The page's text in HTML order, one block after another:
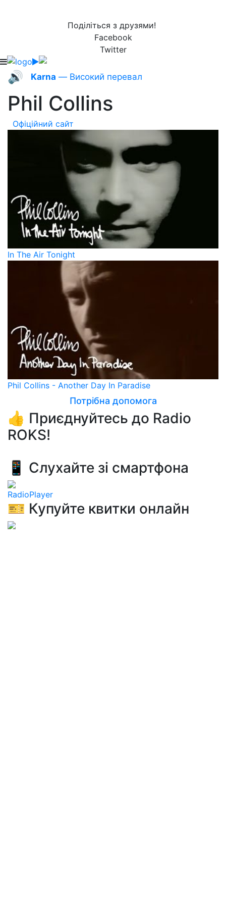
Поділіться з друзями!
Facebook
Twitter
🔊 Karna — Високий перевал
Phil Collins
Офіційний сайт
In The Air Tonight
Phil Collins - Another Day In Paradise
Потрібна допомога
👍 Приєднуйтесь до Radio
ROKS!
📱 Слухайте зі смартфона
RadioPlayer
🎫 Купуйте квитки онлайн